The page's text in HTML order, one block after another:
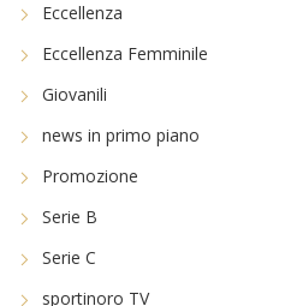
Eccellenza
Eccellenza Femminile
Giovanili
news in primo piano
Promozione
Serie B
Serie C
sportinoro TV